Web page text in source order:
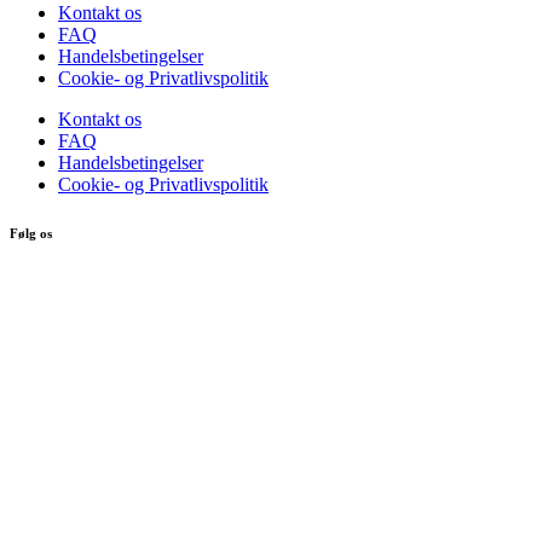
Kontakt os
FAQ
Handelsbetingelser
Cookie- og Privatlivspolitik
Kontakt os
FAQ
Handelsbetingelser
Cookie- og Privatlivspolitik
Følg os